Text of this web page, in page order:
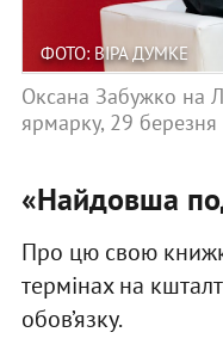
ФОТО: ВІРА ДУМКЕ
Оксана Забужко на
ярмарку, 29
«Найдовша
Про цю свою
термінах на
обов’язку.